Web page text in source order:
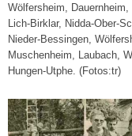
Wölfersheim, Dauernheim,
Lich-Birklar, Nidda-Ober-
Nieder-Bessingen,
Muschenheim, Laubach,
Hungen-Utphe. (Fotos:tr)